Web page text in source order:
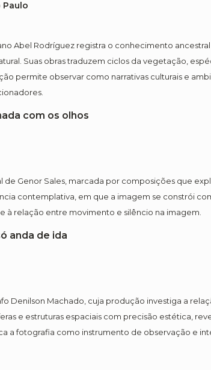
Paulo
Abel Rodríguez registra o conhecimento
Suas obras traduzem ciclos da vegetação,
permite observar como narrativas culturais e
com os olhos
de Genor Sales, marcada por composições que
contemplativa, em que a imagem se constrói
à relação entre movimento e silêncio na imagem.
anda de ida
Denilson Machado, cuja produção investiga a
e estruturas espaciais com precisão estética,
a fotografia como instrumento de observação e